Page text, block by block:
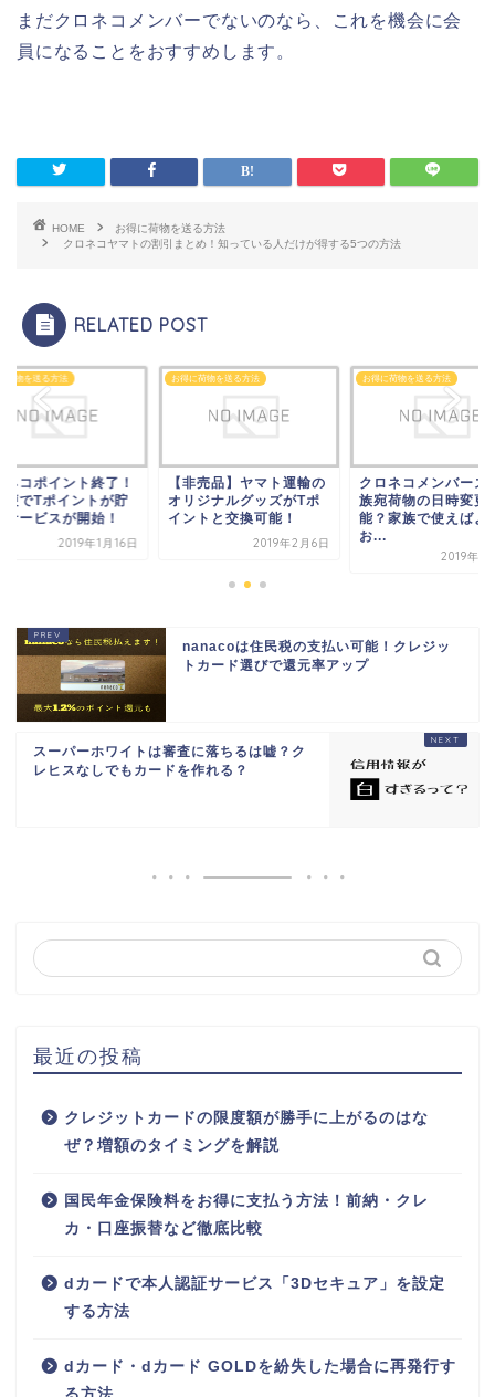
まだクロネコメンバーでないのなら、これを機会に会
員になることをおすすめします。
HOME
お得に荷物を送る方法
クロネコヤマトの割引まとめ！知っている人だけが得する5つの方法
RELATED POST
荷物を送る方法
ネコポイント終了！
便でTポイントが貯
サービスが開始！
2019年1月16日
お得に荷物を送る方法
【非売品】ヤマト運輸の
オリジナルグッズがTポ
イントと交換可能！
2019年2月6日
お得に荷物を送る方法
クロネコメンバーズ
族宛荷物の日時変更
能？家族で使えばよ
お...
2019年1
nanacoは住民税の支払い可能！クレジッ
トカード選びで還元率アップ
スーパーホワイトは審査に落ちるは嘘？ク
レヒスなしでもカードを作れる？
最近の投稿
クレジットカードの限度額が勝手に上がるのはな
ぜ？増額のタイミングを解説
国民年金保険料をお得に支払う方法！前納・クレ
カ・口座振替など徹底比較
dカードで本人認証サービス「3Dセキュア」を設定
する方法
dカード・dカード GOLDを紛失した場合に再発行す